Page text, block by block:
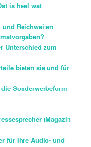
is heel wat
Reichweiten
Unterschied zum
bieten sie und für
Sonderwerbeform
(Magazin
für Ihre Audio- und